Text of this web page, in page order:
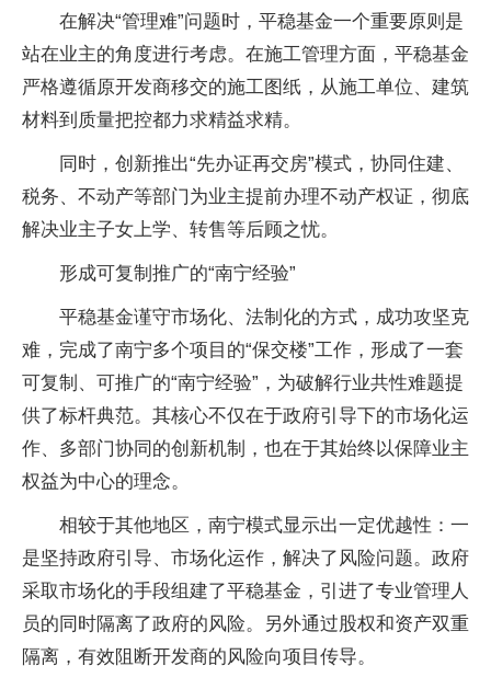
在解决“管理难”问题时，平稳基金一个重要原则是
站在业主的角度进行考虑。在施工管理方面，平稳基金
严格遵循原开发商移交的施工图纸，从施工单位、建筑
材料到质量把控都力求精益求精。
同时，创新推出“先办证再交房”模式，协同住建、
税务、不动产等部门为业主提前办理不动产权证，彻底
解决业主子女上学、转售等后顾之忧。
形成可复制推广的“南宁经验”
平稳基金谨守市场化、法制化的方式，成功攻坚克
难，完成了南宁多个项目的“保交楼”工作，形成了一套
可复制、可推广的“南宁经验”，为破解行业共性难题提
供了标杆典范。其核心不仅在于政府引导下的市场化运
作、多部门协同的创新机制，也在于其始终以保障业主
权益为中心的理念。
相较于其他地区，南宁模式显示出一定优越性：一
是坚持政府引导、市场化运作，解决了风险问题。政府
采取市场化的手段组建了平稳基金，引进了专业管理人
员的同时隔离了政府的风险。另外通过股权和资产双重
隔离，有效阻断开发商的风险向项目传导。